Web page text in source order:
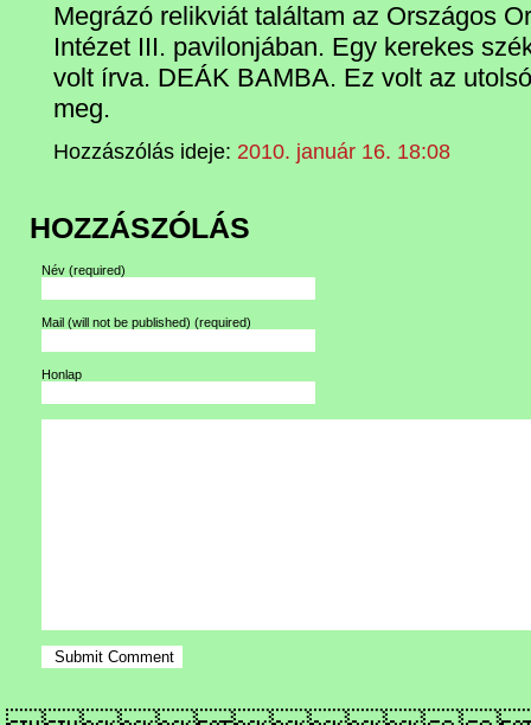
Megrázó relikviát találtam az Országos
Intézet III. pavilonjában. Egy kerekes
volt írva. DEÁK BAMBA. Ez volt az
meg.
Hozzászólás ideje: 2010. január 16. 18:08
HOZZÁSZÓLÁS
Név (required)
Mail (will not be published) (required)
Honlap